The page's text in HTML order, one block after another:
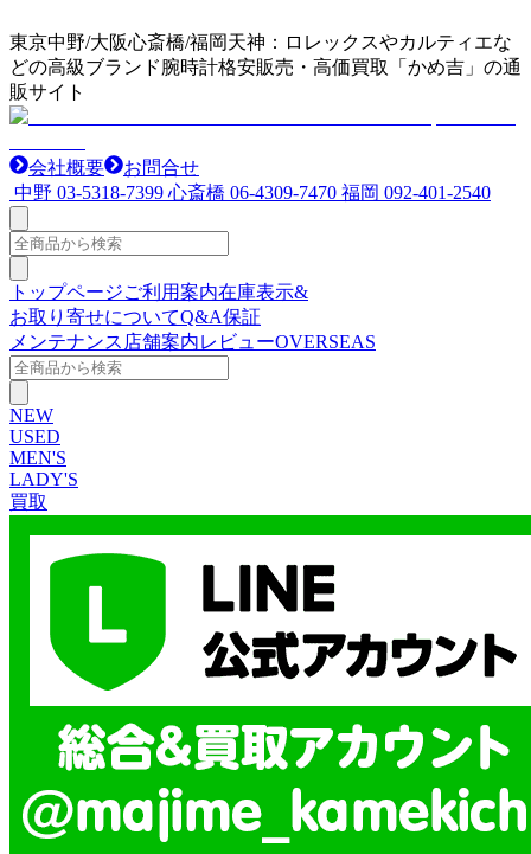
東京中野/大阪心斎橋/福岡天神：ロレックスやカルティエな
どの高級ブランド腕時計格安販売・高価買取「かめ吉」の通
販サイト
会社概要
お問合せ
中野 03-5318-7399 心斎橋 06-4309-7470 福岡 092-401-2540
トップページご利用案内在庫表示&
お取り寄せについてQ&A保証
メンテナンス 店舗案内レビューOVERSEAS
NEW
USED
MEN'S
LADY'S
買取